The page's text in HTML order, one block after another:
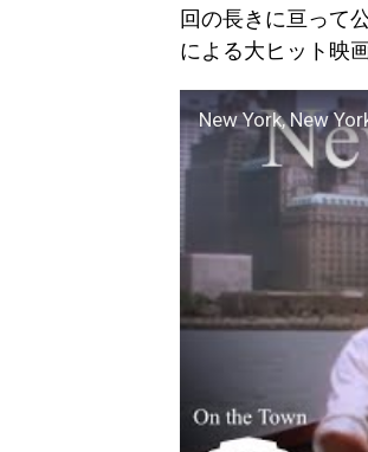
回の長きに亘って
による大ヒット映
New York, New